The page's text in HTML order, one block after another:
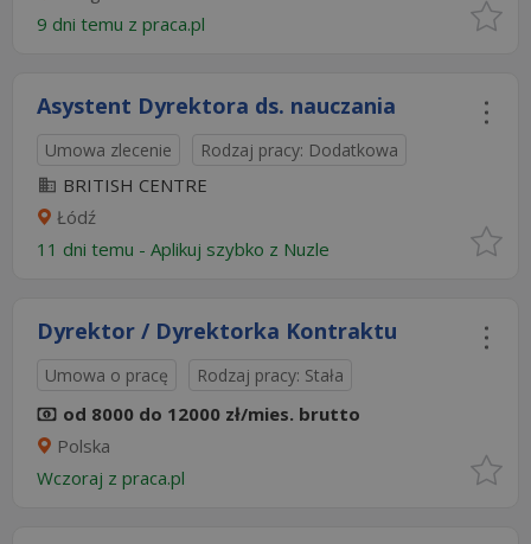
9 dni temu z praca.pl
Asystent Dyrektora ds. nauczania
Umowa zlecenie Rodzaj pracy: Dodatkowa
BRITISH CENTRE
Łódź
11 dni temu - Aplikuj szybko z Nuzle
Dyrektor / Dyrektorka Kontraktu
Umowa o pracę Rodzaj pracy: Stała
od 8000 do 12000 zł/mies. brutto
Polska
Wczoraj z praca.pl